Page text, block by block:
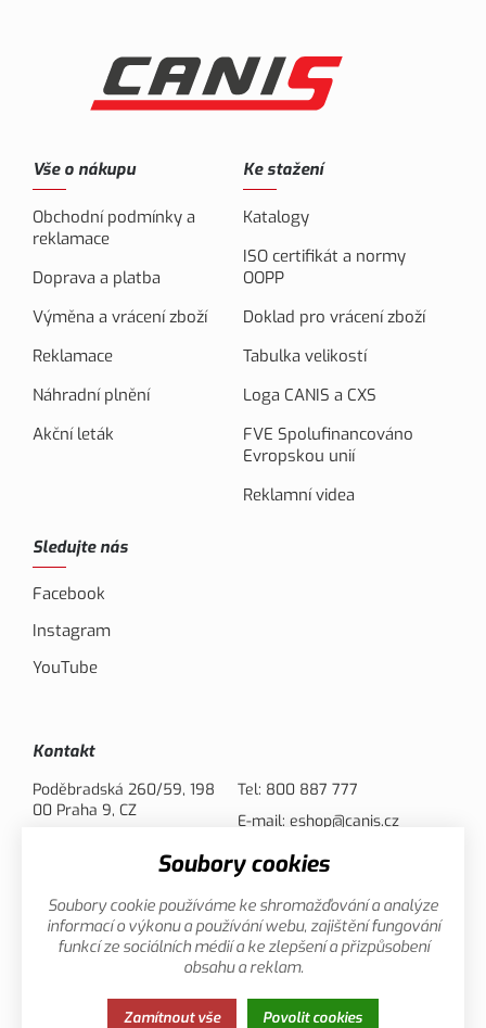
Vše o nákupu
Obchodní podmínky a
reklamace
Doprava a platba
Výměna a vrácení zboží
Reklamace
Náhradní plnění
Akční leták
Ke stažení
Katalogy
ISO certifikát a normy
OOPP
Doklad pro vrácení zboží
Tabulka velikostí
Loga CANIS a CXS
FVE Spolufinancováno
Evropskou unií
Reklamní videa
Sledujte nás
Facebook
Instagram
YouTube
Kontakt
Poděbradská 260/59, 198
00 Praha 9, CZ
Tel: 800 887 777
E-mail: eshop@canis.cz
Možnosti platby
Zásady ochrany osobních údajů
Soubory cookies
Soubory cookie používáme ke shromažďování a analýze
informací o výkonu a používání webu, zajištění fungování
funkcí ze sociálních médií a ke zlepšení a přizpůsobení
obsahu a reklam.
Zamítnout vše Povolit cookies